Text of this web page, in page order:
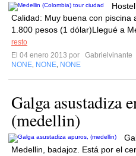
Calidad: Muy buena con piscina
1.800 pesos (1 dólar)Llegué a
resto
El 04 enero 2013 por
Gabrielvinante
NONE NONE NONE
Galga asustadiza
(medellin)
Medellin, badajoz. Está por el